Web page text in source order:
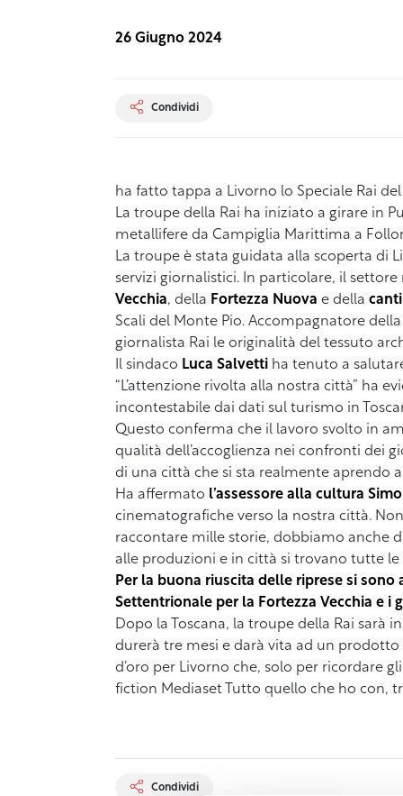
26 Giugno 2024
Condividi
ha fatto tappa a Livorno lo Speciale Rai del
La troupe della Rai ha iniziato a girare in
metallifere da Campiglia Marittima a
La troupe è stata guidata alla scoperta di
servizi giornalistici. In particolare, il settore
Vecchia, della Fortezza Nuova e della
Scali del Monte Pio. Accompagnatore
giornalista Rai le originalità del tessuto
Il sindaco Luca Salvetti ha tenuto a
“L’attenzione rivolta alla nostra città” ha
incontestabile dai dati sul turismo in
Questo conferma che il lavoro svolto in
qualità dell’accoglienza nei confronti dei
di una città che si sta realmente aprendo
Ha affermato l’assessore alla cultura
cinematografiche verso la nostra città.
raccontare mille storie, dobbiamo anche
alle produzioni e in città si trovano tutte
Per la buona riuscita delle riprese si
Settentrionale per la Fortezza Vecchia e i
Dopo la Toscana, la troupe della Rai sarà
durerà tre mesi e darà vita ad un prodotto
d’oro per Livorno che, solo per ricordare
fiction Mediaset Tutto quello che ho con,
Condividi